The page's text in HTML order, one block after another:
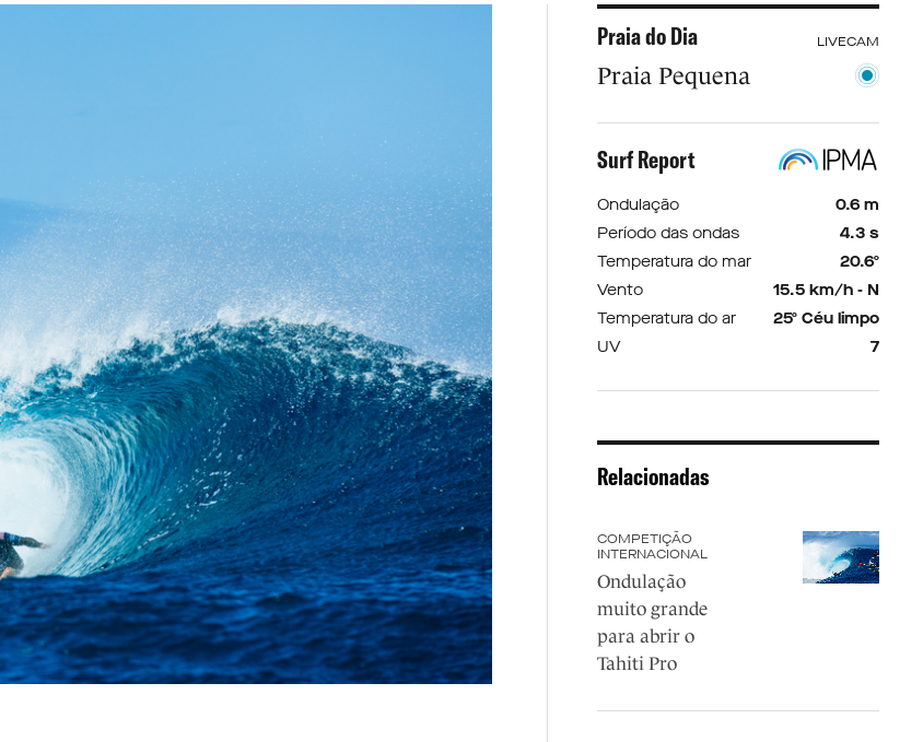
Praia do Dia LIVECAM
Praia Pequena
Surf Report
Ondulação
0.6 m
Período das ondas
4.3 s
Temperatura do mar
20.6º
Vento
15.5 km/h - N
Temperatura do ar
25º Céu limpo
UV
7
Relacionadas
COMPETIÇÃO
INTERNACIONAL
Ondulação
muito grande
para abrir o
Tahiti Pro